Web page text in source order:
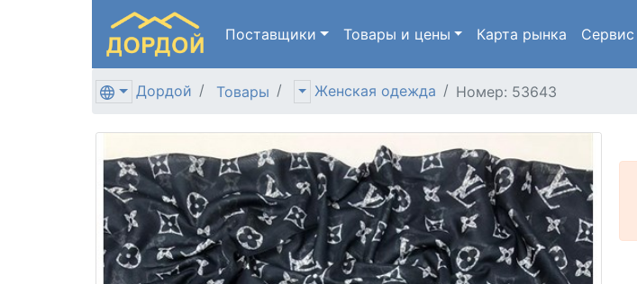
Поставщики Товары и цены Карта рынка Сервис
Дордой Товары Женская одежда Номер: 53643